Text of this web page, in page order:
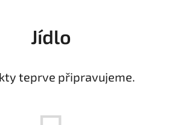
Jídlo
teprve připravujeme.